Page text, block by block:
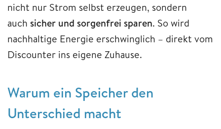
nicht nur Strom selbst erzeugen, sondern
auch sicher und sorgenfrei sparen. So wird
nachhaltige Energie erschwinglich – direkt vom
Discounter ins eigene Zuhause.
Warum ein Speicher den
Unterschied macht